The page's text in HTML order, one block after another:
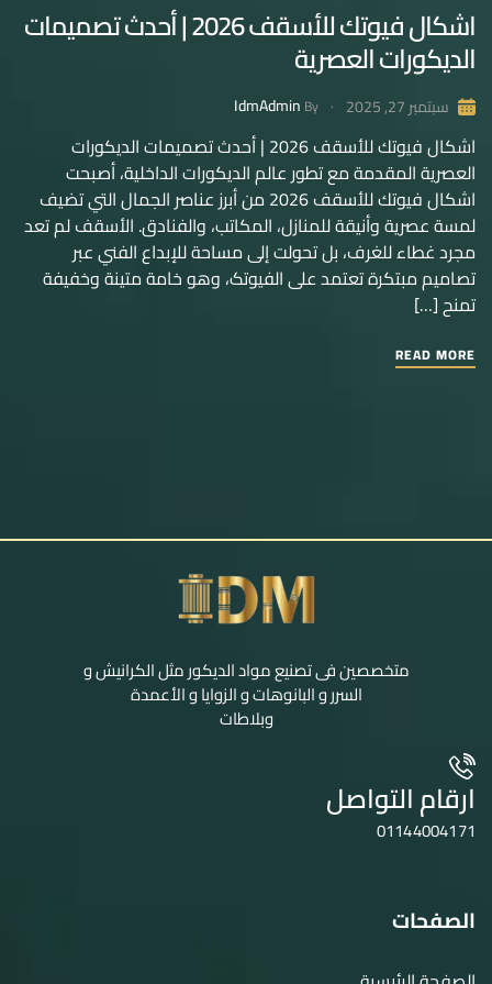
اشكال فيوتك للأسقف 2026 | أحدث تصميمات
الديكورات العصرية
سبتمبر 27, 2025 By
IdmAdmin
اشكال فيوتك للأسقف 2026 | أحدث تصميمات الديكورات
العصرية المقدمة مع تطور عالم الديكورات الداخلية، أصبحت
اشكال فيوتك للأسقف 2026 من أبرز عناصر الجمال التي تضيف
لمسة عصرية وأنيقة للمنازل، المكاتب، والفنادق. الأسقف لم تعد
مجرد غطاء للغرف، بل تحولت إلى مساحة للإبداع الفني عبر
تصاميم مبتكرة تعتمد على الفيوتک، وهو خامة متينة وخفيفة
تمنح […]
READ MORE
متخصصين فى تصنيع مواد الديكور مثل الكرانيش و
السرر و البانوهات و الزوايا و الأعمدة
وبلاطات
ارقام التواصل
01144004171
الصفحات